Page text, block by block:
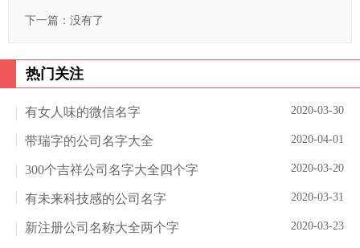
下一篇：没有了
热门关注
2020-03-30
有女人味的微信名字
2020-04-01
带瑞字的公司名字大全
2020-03-20
300个吉祥公司名字大全四个字
2020-03-31
有未来科技感的公司名字
2020-03-23
新注册公司名称大全两个字